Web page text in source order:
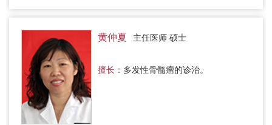
黄仲夏 主任医师 硕士
擅长： 多发性骨髓瘤的诊治。